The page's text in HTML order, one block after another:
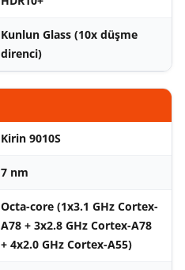
Kunlun Glass (10x düşme
direnci)
Kirin 9010S
7 nm
Octa-core (1x3.1 GHz Cortex-
A78 + 3x2.8 GHz Cortex-A78
+ 4x2.0 GHz Cortex-A55)